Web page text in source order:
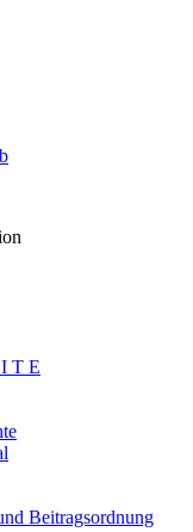
T E
Beitragsordnung